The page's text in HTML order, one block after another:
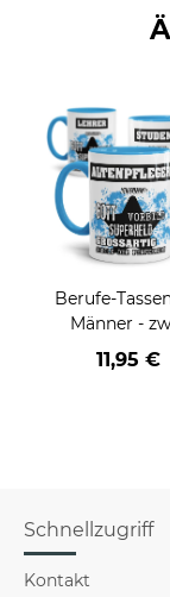
Berufe-
Männer -
11,95 €
Schnellzugriff
Kontakt